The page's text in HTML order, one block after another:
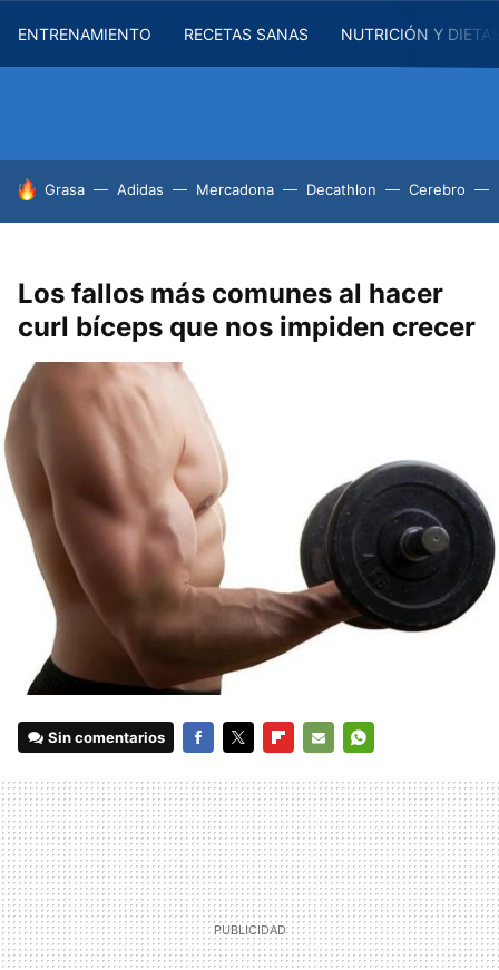
ENTRENAMIENTO RECETAS SANAS NUTRICIÓN Y
HOY SE HABLA DE
Grasa Adidas Mercadona Decathlon Cerebro
Los fallos más comunes al hacer
curl bíceps que nos impiden crecer
Sin comentarios
MAIL